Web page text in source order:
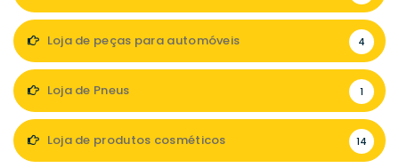
Loja de peças para automóveis 4
Loja de Pneus 1
Loja de produtos cosméticos 14